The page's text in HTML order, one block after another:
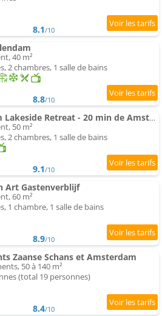
8.1/10
40 m²
2 chambres, 1 salle de bains
8.8/10
Volendam Lakeside Retreat - 20 min de Amsterdam
50 m²
2 chambres, 1 salle de bains
9.1/10
Art Gastenverblijf
60 m²
1 chambre, 1 salle de bains
8.9/10
Zaanse Schans et Amsterdam
50 à 140 m²
(total 19 personnes)
8.4/10